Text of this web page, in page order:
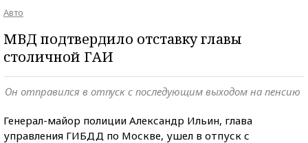
Авто
МВД подтвердило отставку главы
столичной ГАИ
Он отправился в отпуск с последующим выходом на пенсию
Генерал-майор полиции Александр Ильин, глава
управления ГИБДД по Москве, ушел в отпуск с